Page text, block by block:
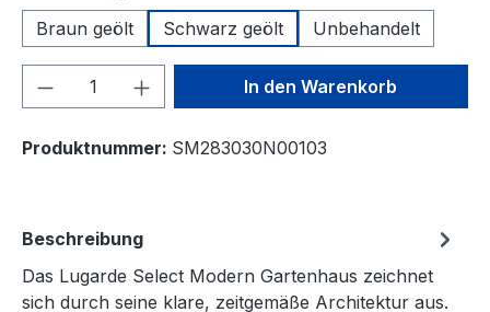
Braun geölt
Schwarz geölt Unbehandelt
Produkt Anzahl: Gib denIn den Warenkorb
Produktnummer: SM283030N00103
Beschreibung
Das Lugarde Select Modern Gartenhaus zeichnet
sich durch seine klare, zeitgemäße Architektur aus.